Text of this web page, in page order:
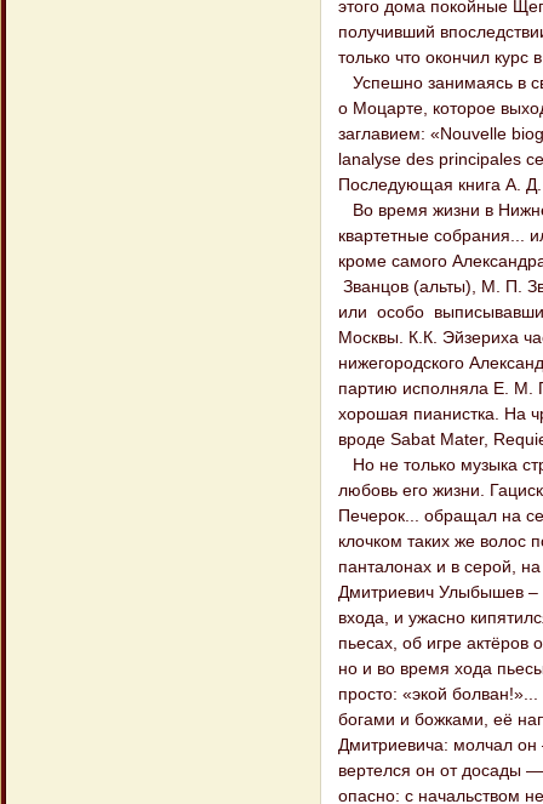
этого дома покойные
получивший
только что окончил
Успешно занимаясь в
о Моцарте, которое
заглавием: «Nouvelle
lanalyse des principales
Последующая книга А.
Во время жизни в
квартетные собрания...
кроме самого
Званцов (альты), М. П.
или особо
Москвы. К.К. Эйзериха
нижегородского
партию исполняла Е. М.
хорошая пианистка. На
вроде Sabat Mater,
Но не только музыка
любовь его жизни.
Печерок... обращал на
клочком таких же волос
панталонах и в серой,
Дмитриевич Улыбышев –
входа, и ужасно
пьесах, об игре актёров
но и во время хода
просто: «экой
богами и божками, её
Дмитриевича: молчал он
вертелся он от досады
опасно: с начальством